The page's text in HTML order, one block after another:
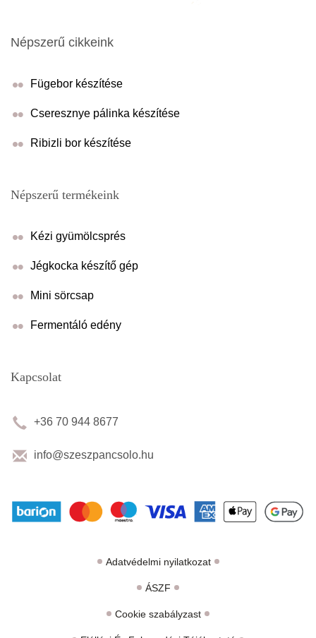
Népszerű cikkeink
Fügebor készítése
Cseresznye pálinka készítése
Ribizli bor készítése
Népszerű termékeink
Kézi gyümölcsprés
Jégkocka készítő gép
Mini sörcsap
Fermentáló edény
Kapcsolat
+36 70 944 8677
info@szeszpancsolo.hu
Adatvédelmi nyilatkozat
ÁSZF
Cookie szabályzast